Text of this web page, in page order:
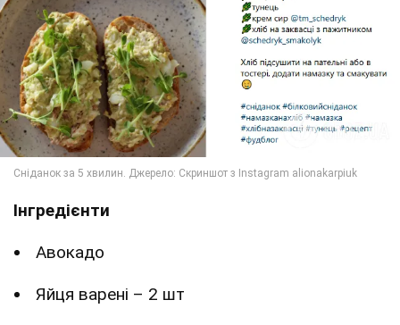
Інгредієнти
Авокадо
Яйця варені – 2 шт